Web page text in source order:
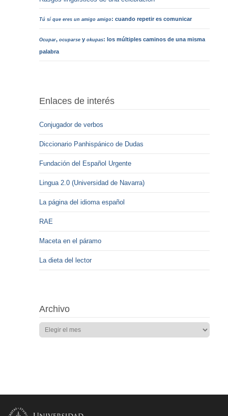
Tú sí que eres un amigo amigo: cuando repetir es comunicar
Ocupar,ocuparse yokupas: los múltiples caminos de una misma
palabra
Enlaces de interés
Conjugador de verbos
Diccionario Panhispánico de Dudas
Fundación del Español Urgente
Lingua 2.0 (Universidad de Navarra)
La página del idioma español
RAE
Maceta en el páramo
La dieta del lector
Archivo